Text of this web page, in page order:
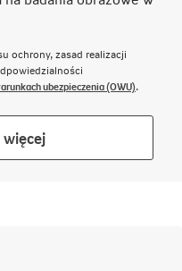
ochrony, zasad realizacji
ubezpieczenia (OWU).
Link
otwiera